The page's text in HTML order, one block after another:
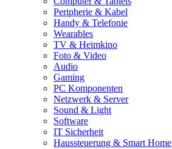
Peripherie & Kabel
Handy & Telefonie
Wearables
TV & Heimkino
Foto & Video
Audio
Gaming
PC Komponenten
Netzwerk & Server
Sound & Light
Software
IT Sicherheit
Haussteuerung & Smart Home